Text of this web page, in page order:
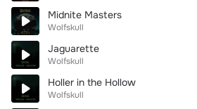
Midnite Masters
Wolfskull
Jaguarette
Wolfskull
Holler in the Hollow
Wolfskull